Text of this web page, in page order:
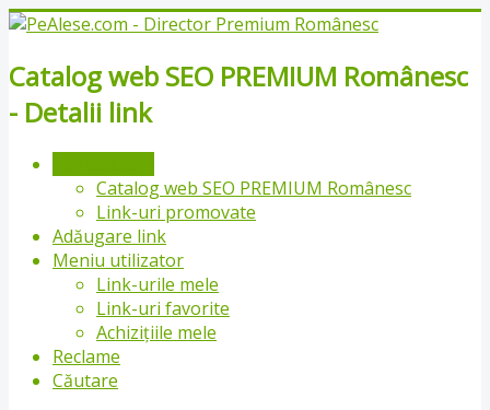
Catalog web SEO PREMIUM Românesc
- Detalii link
Catalog web SEO PREMIUM Românesc
Link-uri promovate
Adăugare link
Meniu utilizator
Link-urile mele
Link-uri favorite
Achizițiile mele
Reclame
Căutare